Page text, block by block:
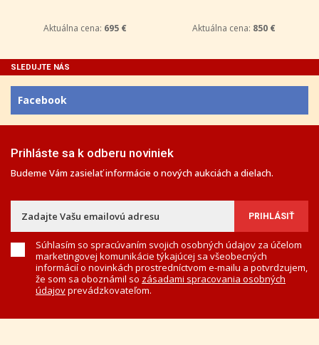
Aktuálna cena: 695 € Aktuálna cena: 850 €
SLEDUJTE NÁS
Facebook
Prihláste sa k odberu noviniek
Budeme Vám zasielať informácie o nových aukciách a dielach.
Súhlasím so spracúvaním svojich osobných údajov za účelom
marketingovej komunikácie týkajúcej sa všeobecných
informácií o novinkách prostredníctvom e-mailu a potvrdzujem,
že som sa oboznámil so zásadami spracovania osobných
údajovprevádzkovateľom.